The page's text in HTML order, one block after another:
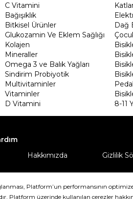
C Vitamini
Bağışıklık
Bitkisel Ürünler
Glukozamin Ve Eklem Sağlığı
Kolajen
Mineraller
Omega 3 ve Balık Yağları
Sindirim Probiyotik
Multivitaminler
Vitaminler
D Vitamini
Dağ
Pedal
8-11
Hakkımızda Gizlilik